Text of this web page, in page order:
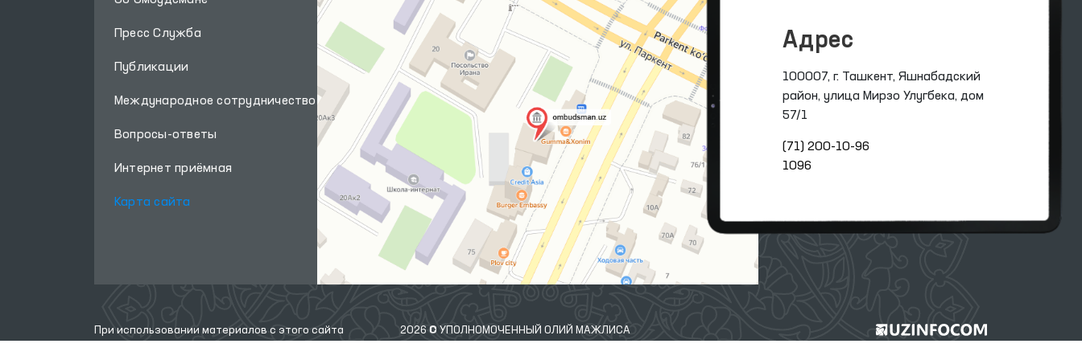
Шерабадском,
Шурчинском,
Денауском районах;
«Мурувват» для лиц с
Сурхандарьинский
Республиканского
наркологии;
школу-интернат № 122
Ургутского районов
(вытрезвители);
Самаркандском
областном филиале
Республиканского
специализированного
научно-практического
медицинского центра
психиатрии и
Наркологической
службы.
Пресс Служба
Публикации
Международное сотрудничество
Вопросы-ответы
Интернет приёмная
Карта сайта
Адрес
100007, г. Ташкент, Яшнабадский
район, улица Мирзо Улугбека, дом
57/1
(71) 200-10-96
1096
При использовании материалов с этого сайта
2026 © УПОЛНОМОЧЕННЫЙ ОЛИЙ МАЖЛИСА